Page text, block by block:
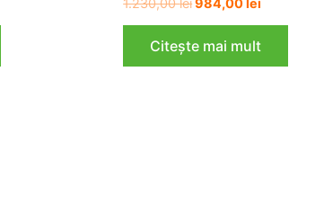
1.230,00lei
fost:
1.230,00 lei.
984,00lei
984,00 lei.
Citește mai mult